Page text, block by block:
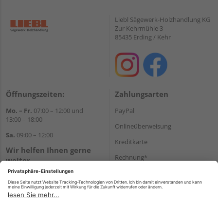
Liebl Sägewerk-Holzhandlung KG
Zur Kehrmühle 3
85435 Erding / Kehr
Öffnungszeiten:
Mo. – Fr. 07:00 – 12:00 und
13:00 – 18:00
Sa. 09:00 – 12:00
Wir helfen Ihnen gerne
weiter
Tel.:+49 8122 14197
E-Mail:vertrieb@holz-liebl.de
Zahlungsarten
PayPal
Onlineüberweisung
Kreditkarte
Rechnung*
Versand